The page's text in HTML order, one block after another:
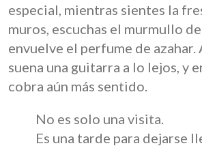
especial, mientras sientes la
muros, escuchas el murmullo
envuelve el perfume de azahar.
suena una guitarra a lo lejos, y
cobra aún más sentido.
No es solo una visita.
Es una tarde para dejarse